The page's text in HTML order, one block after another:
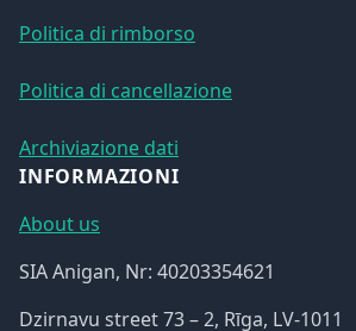
Politica di rimborso
Politica di cancellazione
Archiviazione dati
INFORMAZIONI
About us
SIA Anigan, Nr: 40203354621
Dzirnavu street 73 – 2, Rīga, LV-1011